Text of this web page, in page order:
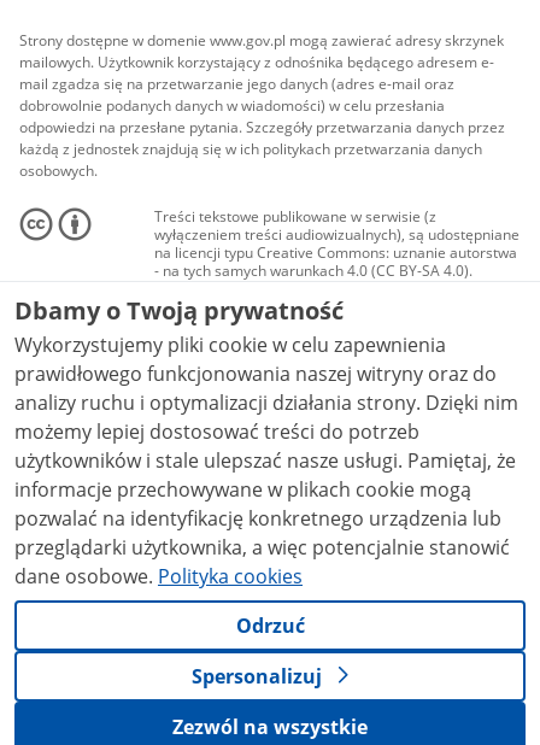
Strony dostępne w domenie www.gov.pl mogą zawierać adresy skrzynek
mailowych. Użytkownik korzystający z odnośnika będącego adresem e-
mail zgadza się na przetwarzanie jego danych (adres e-mail oraz
dobrowolnie podanych danych w wiadomości) w celu przesłania
odpowiedzi na przesłane pytania. Szczegóły przetwarzania danych przez
każdą z jednostek znajdują się w ich politykach przetwarzania danych
osobowych.
Treści tekstowe publikowane w serwisie (z
wyłączeniem treści audiowizualnych), są udostępniane
na licencji typu Creative Commons: uznanie autorstwa
- na tych samych warunkach 4.0 (CC BY-SA 4.0).
Materiały audiowizualne, w tym zdjęcia, materiały
audio i wideo, są udostępniane na licencji typu
Creative Commons: uznanie autorstwa użycie
niekomercyjne - bez utworów zależnych 4.0 (CC BY-
NC-ND 4.0), o ile nie jest to stwierdzone inaczej.
Dbamy o Twoją prywatność
Wykorzystujemy pliki cookie w celu zapewnienia
prawidłowego funkcjonowania naszej witryny oraz do
analizy ruchu i optymalizacji działania strony. Dzięki nim
możemy lepiej dostosować treści do potrzeb
użytkowników i stale ulepszać nasze usługi. Pamiętaj, że
informacje przechowywane w plikach cookie mogą
pozwalać na identyfikację konkretnego urządzenia lub
przeglądarki użytkownika, a więc potencjalnie stanowić
dane osobowe. Polityka cookies
Odrzuć
Spersonalizuj
Zezwól na wszystkie